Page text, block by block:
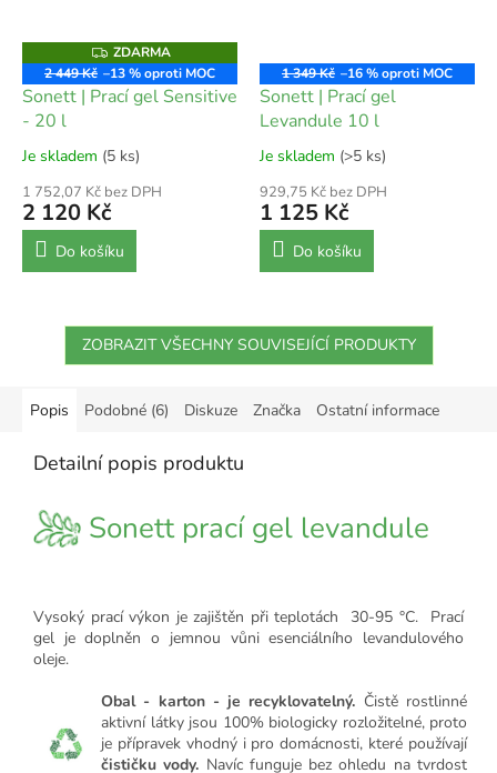
Z
D
A
R
ZDARMA
2 449 Kč –13 %
Sonett | Prací gel Sensitive
- 20 l
Je skladem (5 ks)
1 752,07 Kč bez DPH
2 120 Kč
Do košíku
1 349 Kč –16 %
Sonett | Prací gel
Levandule 10 l
Je skladem (>5 ks)
929,75 Kč bez DPH
1 125 Kč
Do košíku
ZOBRAZIT VŠECHNY SOUVISEJÍCÍ PRODUKTY
Popis Podobné (6) Diskuze Značka Ostatní informace
Detailní popis produktu
Sonett prací gel levandule
Vysoký prací výkon je zajištěn při teplotách 30-95 °C. Prací
gel je doplněn o jemnou vůni esenciálního levandulového
oleje.
Obal - karton - je recyklovatelný. Čistě rostlinné
aktivní látky jsou 100% biologicky rozložitelné, proto
je přípravek vhodný i pro domácnosti, které používají
čističku vody. Navíc funguje bez ohledu na tvrdost